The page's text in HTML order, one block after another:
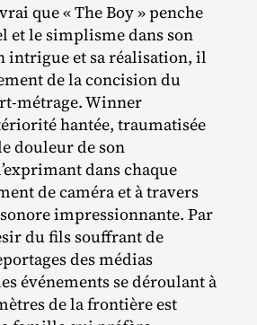
que « The Boy » penche
et le simplisme dans son
intrigue et sa réalisation, il
de la concision du
Winner
hantée, traumatisée
douleur de son
dans chaque
de caméra et à travers
impressionnante. Par
du fils souffrant de
des médias
événements se déroulant à
de la frontière est